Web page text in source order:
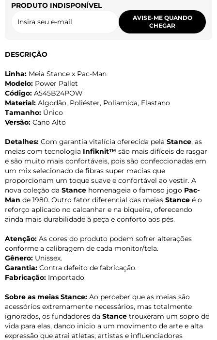
PRODUTO INDISPONÍVEL
AVISE-ME QUANDO
CHEGAR
DESCRIÇÃO
Linha: Meia Stance x Pac-Man
Modelo: Power Pallet
Código: A545B24POW
Material: Algodão, Poliéster, Poliamida, Elastano
Tamanho: Único
Versão: Cano Alto
Detalhes: Com garantia vitalícia oferecida pela Stance, as
meias com tecnologia Infiknit™ são mais difíceis de rasgar
e são muito mais confortáveis, pois são confeccionadas em
um mix selecionado de fibras super macias que
proporcionam um toque suave e confortável ao vestir. A
nova coleção da Stance homenageia o famoso jogo Pac-
Man de 1980. Outro fator diferencial das meias Stance é o
reforço aplicado no calcanhar e na biqueira, oferecendo
ainda mais durabilidade à peça e conforto aos pés.
Atenção: As cores do produto podem sofrer alterações
conforme a calibragem de cada monitor/tela.
Gênero: Unissex.
Garantia: Contra defeito de fabricação.
Fabricação: Importado.
Sobre as meias Stance: Ao perceber que as meias são
acessórios extremamente necessários, mas totalmente
ignorados, os fundadores da Stance trouxeram um sopro de
vida para elas, dando início a um movimento de arte e alta
expressão que atrai atletas, artistas e influenciadores